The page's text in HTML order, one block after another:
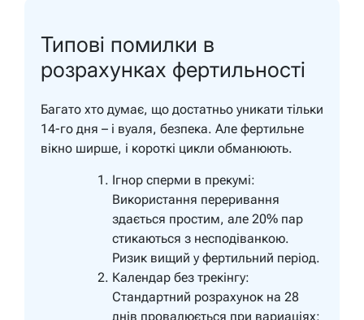
Типові помилки в
розрахунках фертильності
Багато хто думає, що достатньо уникати тільки
14-го дня – і вуаля, безпека. Але фертильне
вікно ширше, і короткі цикли обманюють.
Ігнор сперми в прекумі:
Використання переривання
здається простим, але 20% пар
стикаються з несподіванкою.
Ризик вищий у фертильний період.
Календар без трекінгу:
Стандартний розрахунок на 28
днів провалюється при вариаціях;